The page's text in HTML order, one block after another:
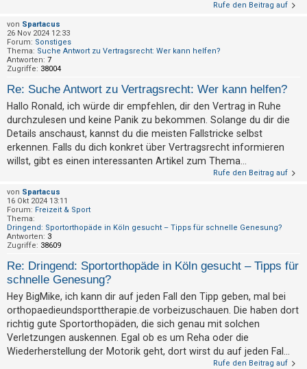
t
w
o
r
t
e
t
e
T
h
m
e
n
A
k
t
i
v
Rufe den Beitrag auf
von Spartacus
26 Nov 2024 12:33
Forum: Sonstiges
Thema: Suche Antwort zu Vertragsrecht: Wer kann helfen?
Antworten: 7
Zugriffe: 38004
Re: Suche Antwort zu Vertragsrecht: Wer kann helfen?
Hallo Ronald, ich würde dir empfehlen, dir den Vertrag in Ruhe
durchzulesen und keine Panik zu bekommen. Solange du dir die
Details anschaust, kannst du die meisten Fallstricke selbst
erkennen. Falls du dich konkret über Vertragsrecht informieren
willst, gibt es einen interessanten Artikel zum Thema...
Rufe den Beitrag auf
von Spartacus
16 Okt 2024 13:11
Forum: Freizeit & Sport
Thema:
Dringend: Sportorthopäde in Köln gesucht – Tipps für schnelle Genesung?
Antworten: 3
Zugriffe: 38609
Re: Dringend: Sportorthopäde in Köln gesucht – Tipps für
schnelle Genesung?
Hey BigMike, ich kann dir auf jeden Fall den Tipp geben, mal bei
orthopaedieundsporttherapie.de vorbeizuschauen. Die haben dort
richtig gute Sportorthopäden, die sich genau mit solchen
Verletzungen auskennen. Egal ob es um Reha oder die
Wiederherstellung der Motorik geht, dort wirst du auf jeden Fal...
Rufe den Beitrag auf